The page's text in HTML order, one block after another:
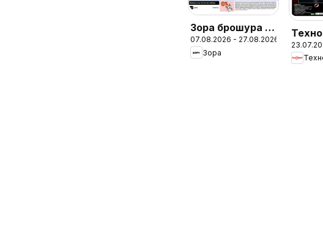
Зора брошура -
Предложения
07.08.2026 - 27.08.2026
Зора